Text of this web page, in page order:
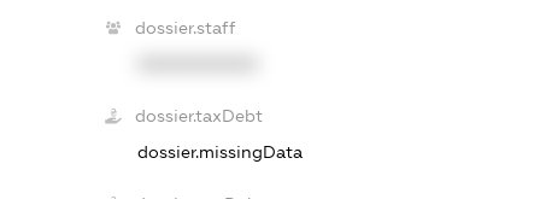
dossier.staff
dossier.taxDebt
dossier.missingData